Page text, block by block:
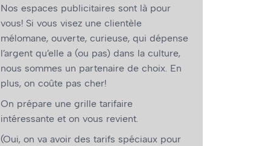
Nos espaces publicitaires sont là pour
vous! Si vous visez une clientèle
mélomane, ouverte, curieuse, qui dépense
l’argent qu’elle a (ou pas) dans la culture,
nous sommes un partenaire de choix. En
plus, on coûte pas cher!
On prépare une grille tarifaire
intéressante et on vous revient.
(Oui, on va avoir des tarifs spéciaux pour